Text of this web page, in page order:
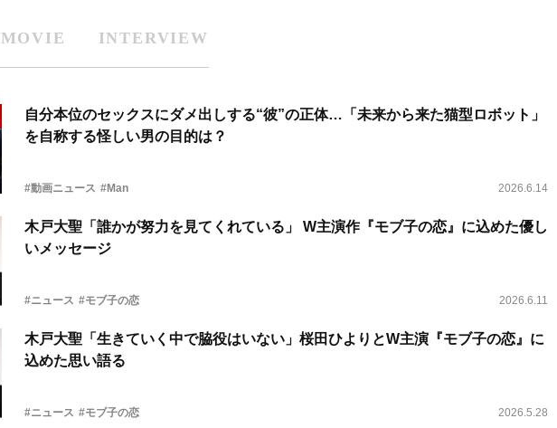
MOVIE INTERVIEW
自分本位のセックスにダメ出しする“彼”の正体…「未来から来た猫型ロボット」
を自称する怪しい男の目的は？
#動画ニュース #Man 2026.6.14
木戸大聖「誰かが努力を見てくれている」 W主演作『モブ子の恋』に込めた優し
いメッセージ
#ニュース #モブ子の恋 2026.6.11
木戸大聖「生きていく中で脇役はいない」桜田ひよりとW主演『モブ子の恋』に
込めた思い語る
#ニュース #モブ子の恋 2026.5.28